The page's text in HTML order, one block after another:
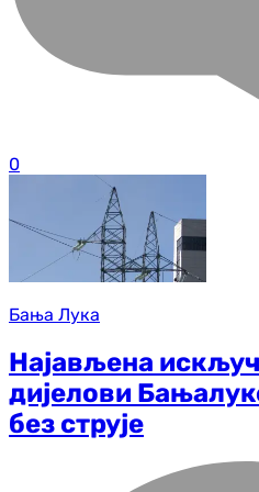
0
Бања Лука
Најављена
дијелови
без струје